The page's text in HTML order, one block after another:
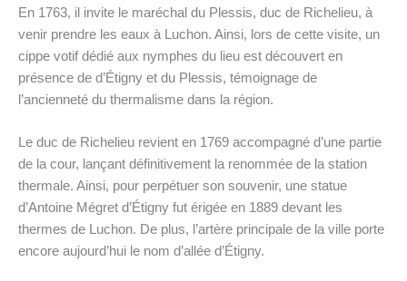
En 1763, il invite le maréchal du Plessis, duc de Richelieu, à
venir prendre les eaux à Luchon. Ainsi, lors de cette visite, un
cippe votif dédié aux nymphes du lieu est découvert en
présence de d’Étigny et du Plessis, témoignage de
l’ancienneté du thermalisme dans la région.
Le duc de Richelieu revient en 1769 accompagné d’une partie
de la cour, lançant définitivement la renommée de la station
thermale. Ainsi, pour perpétuer son souvenir, une statue
d’Antoine Mégret d’Étigny fut érigée en 1889 devant les
thermes de Luchon. De plus, l’artère principale de la ville porte
encore aujourd’hui le nom d’allée d’Étigny.